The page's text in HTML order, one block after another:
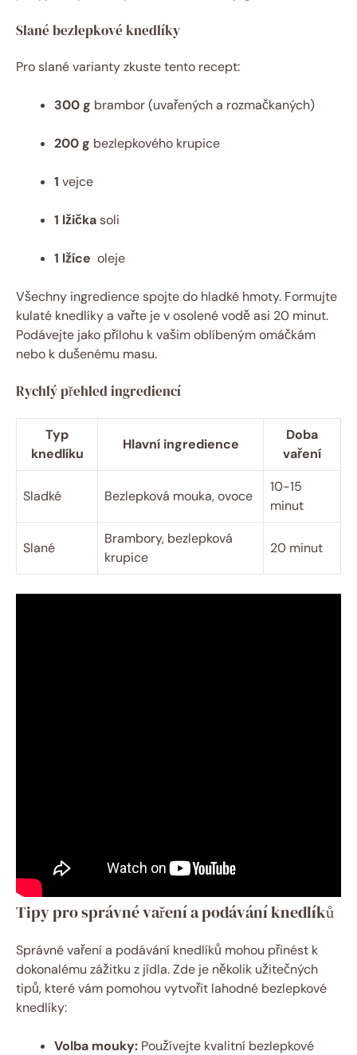
Slané bezlepkové knedlíky
Pro slané varianty zkuste tento recept:
300 g brambor (uvařených a rozmačkaných)
200 g bezlepkového krupice
1 vejce
1‌ lžičkasoli
1 lžíce ⁤ oleje
Všechny ingredience spojte do hladké hmoty. Formujte
kulaté knedlíky a vařte je v osolené vodě asi 20 minut.
Podávejte jako přílohu k vašim oblíbeným omáčkám
nebo k dušenému masu.
Rychlý přehled ingrediencí
Typ
knedlíku
Hlavní ingredience
Doba
vaření
Sladké Bezlepková mouka, ovoce
10-15
minut
Slané
Brambory, bezlepková
krupice
20 minut
Tipy pro správné⁢ vaření‌ a podávání knedlíků
Správné vaření a podávání knedlíků mohou přinést k
dokonalému zážitku z jídla. Zde je několik užitečných
tipů, které vám‌ pomohou vytvořit lahodné bezlepkové⁢
knedlíky:
Volba​ mouky: Používejte kvalitní bezlepkové